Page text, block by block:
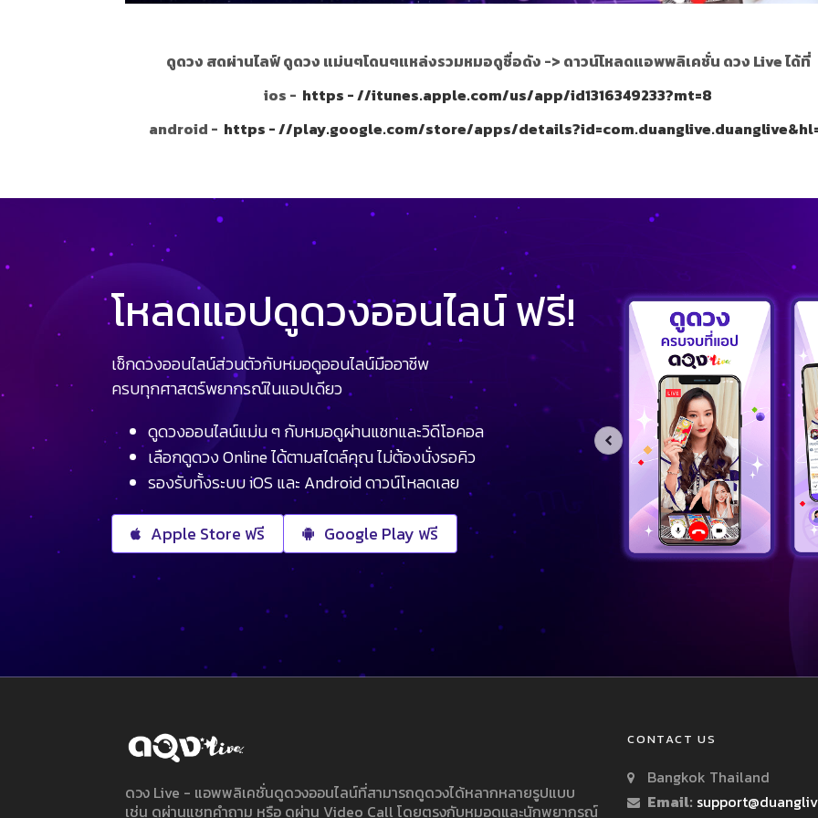
ดูดวง สดผ่านไลฟ์ ดูดวง แม่นๆโดนๆแหล่งรวมหมอดูชื่อดัง -> ดาวน์โหลดแอพพลิเคชั่น ดวง Live ได้ที่
ios - https - //itunes.apple.com/us/app/id1316349233?mt=8
android - https - //play.google.com/store/apps/
โหลดแอปดูดวงออนไลน์ ฟรี!
เช็กดวงออนไลน์ส่วนตัวกับหมอดูออนไลน์มืออาชีพ
ครบทุกศาสตร์พยากรณ์ในแอปเดียว
ดูดวงออนไลน์แม่น ๆ กับหมอดูผ่านแชทและวิดีโอคอล
เลือกดูดวง Online ได้ตามสไตล์คุณ ไม่ต้องนั่งรอคิว
รองรับทั้งระบบ iOS และ Android ดาวน์โหลดเลย
Apple Store ฟรี Google Play ฟรี
ดวง Live - แอพพลิเคชั่นดูดวงออนไลน์ที่สามารถดูดวงได้หลากหลายรูปแบบ
เช่น ดูผ่านแชทคำถาม หรือ ดูผ่าน Video Call โดยตรงกับหมอดูและนักพยากรณ์
CONTACT US
Bangkok Thailand
Email: